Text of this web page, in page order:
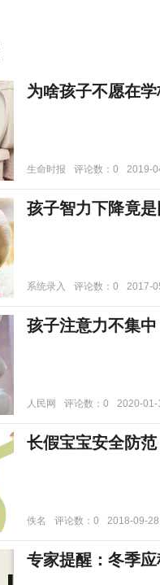
为啥孩子不愿在
生命时报 评论数：0 2019-
孩子智力下降竟
系统录入 评论数：0 2017-
孩子注意力不集
人民网 评论数：0 2020-01-
长假宝宝安全防
佚名 评论数：0 2018-09-28
专家提醒：冬季